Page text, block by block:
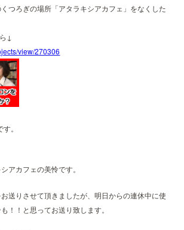
つろぎの場所「アタラキシアカフェ」をなくした
↓
view/270306
。
アカフェの美怜です。
送りさせて頂きましたが、明日からの連休中に使
！！と思ってお送り致します。